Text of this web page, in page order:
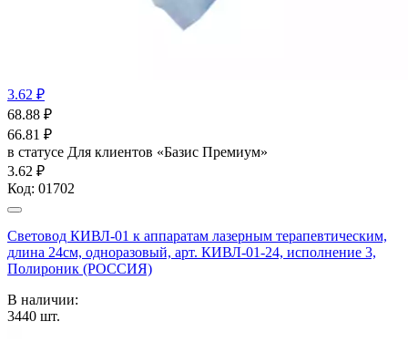
3.62 ₽
68.88 ₽
66.81 ₽
в статусе Для клиентов «Базис Премиум»
3.62 ₽
Код: 01702
Световод КИВЛ-01 к аппаратам лазерным терапевтическим,
длина 24см, одноразовый, арт. КИВЛ-01-24, исполнение 3,
Полироник (РОССИЯ)
В наличии:
3440 шт.